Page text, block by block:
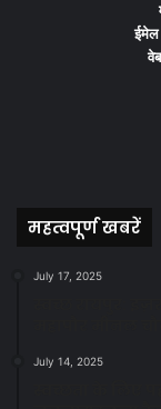
ईमेल
महत्वपूर्ण खबरें
July 17, 2025
July 14, 2025